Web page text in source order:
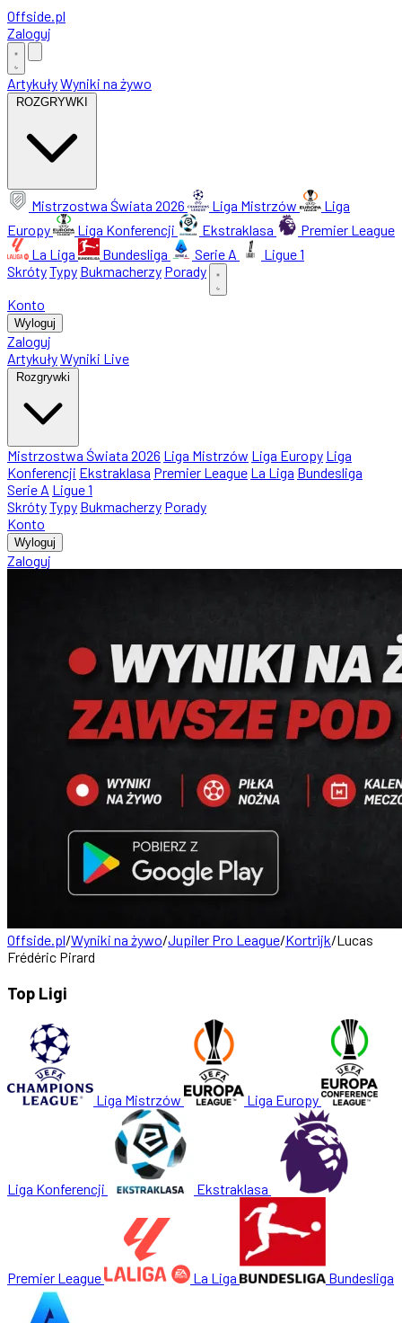
Offside.pl
Zaloguj
ArtykułyWyniki na żywo
ROZGRYWKI
Mistrzostwa Świata 2026 Liga Mistrzów
Liga
Europy
Liga Konferencji Ekstraklasa
Premier League
La Liga
Bundesliga Serie A
Ligue 1
SkrótyTypy Bukmacherzy Porady
Konto
Wyloguj
Zaloguj
ArtykułyWyniki Live
Rozgrywki
Mistrzostwa Świata 2026 Liga Mistrzów Liga Europy Liga
Konferencji Ekstraklasa Premier League La Liga Bundesliga
Serie A Ligue 1
SkrótyTypy Bukmacherzy Porady
Konto
Wyloguj
Zaloguj
Offside.pl/Wyniki na żywo/Jupiler Pro League/Kortrijk/Lucas
Frédéric Pirard
Top Ligi
Liga Mistrzów Liga Europy
Liga Konferencji Ekstraklasa
Premier League La Liga Bundesliga